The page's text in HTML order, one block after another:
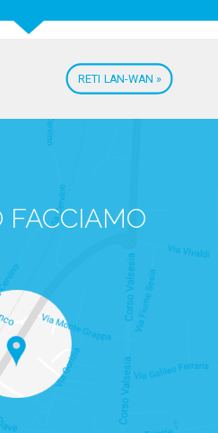
RETI LAN-WAN »
FACCIAMO